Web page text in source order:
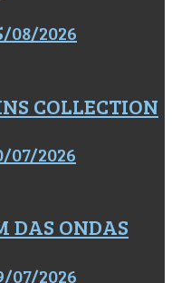
08/2026
COLLECTION
07/2026
DAS ONDAS
07/2026